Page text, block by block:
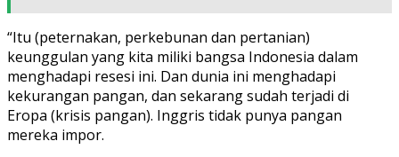
“Itu (peternakan, perkebunan dan pertanian)
keunggulan yang kita miliki bangsa Indonesia dalam
menghadapi resesi ini. Dan dunia ini menghadapi
kekurangan pangan, dan sekarang sudah terjadi di
Eropa (krisis pangan). Inggris tidak punya pangan
mereka impor.